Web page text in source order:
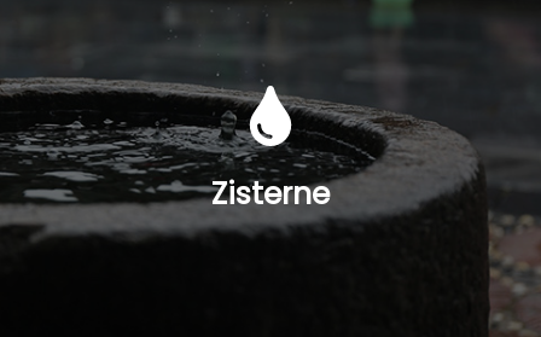
Zisterne
Zisterne
Auf dem Gelände der Schule fehlt noch eine große
Zisterne, die das Wasser halten kann und die Schule
zuverlässig mit Wasser versorgt. Eine kontinuierliche
Stromversorgung ist nicht gewährleistet, und auch
die Wasser-Pumpe ist störungsanfällig.